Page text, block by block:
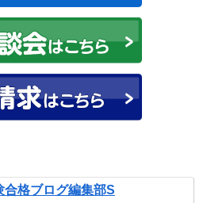
合格ブログ編集部S